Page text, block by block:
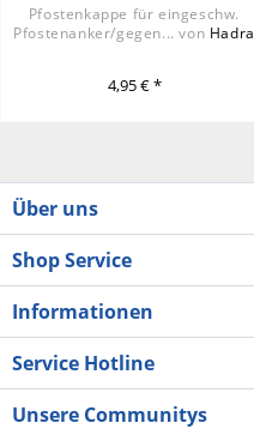
Pfostenkappe für eingeschw.
Pfostenanker/gegen... von Hadra
4,95 € *
Über uns
Shop Service
Informationen
Service Hotline
Unsere Communitys